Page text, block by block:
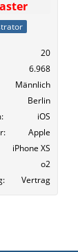
20
6.968
Männlich
Berlin
iOS
Apple
iPhone XS
o2
Vertrag